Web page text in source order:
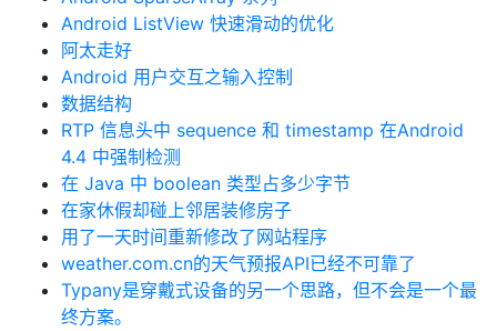
Android ListView 快速滑动的优化
阿太走好
Android 用户交互之输入控制
数据结构
RTP 信息头中 sequence 和 timestamp 在Android
4.4 中强制检测
在 Java 中 boolean 类型占多少字节
在家休假却碰上邻居装修房子
用了一天时间重新修改了网站程序
weather.com.cn的天气预报API已经不可靠了
Typany是穿戴式设备的另一个思路，但不会是一个最
终方案。